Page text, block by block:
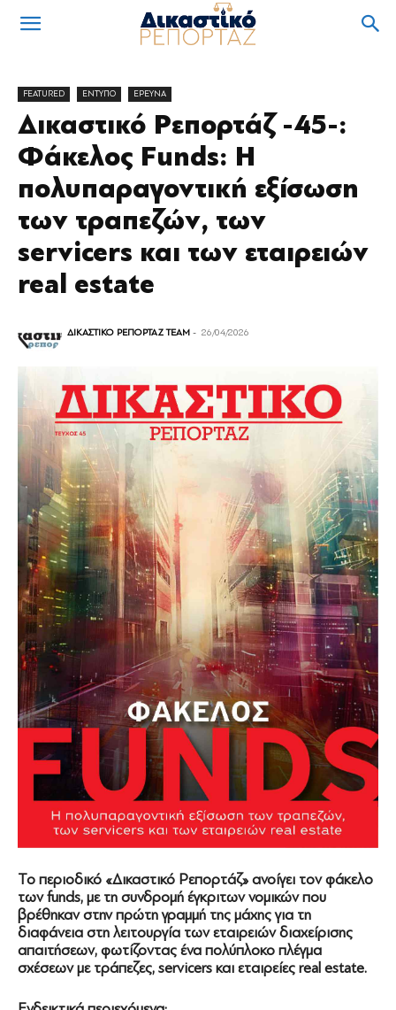
FEATURED ΕΝΤΥΠΟ ΕΡΕΥΝΑ
Δικαστικό Ρεπορτάζ -45-:
Φάκελος Funds: Η
πολυπαραγοντική εξίσωση
των τραπεζών, των
servicers και των εταιρειών
real estate
ΔΙΚΑΣΤΙΚΟ ΡΕΠΟΡΤΑΖ TEAM - 26/04/2026
Το περιοδικό «Δικαστικό Ρεπορτάζ» ανοίγει τον φάκελο
των funds, με τη συνδρομή έγκριτων νομικών που
βρέθηκαν στην πρώτη γραμμή της μάχης για τη
διαφάνεια στη λειτουργία των εταιρειών διαχείρισης
απαιτήσεων, φωτίζοντας ένα πολύπλοκο πλέγμα
σχέσεων με τράπεζες, servicers και εταιρείες real estate.